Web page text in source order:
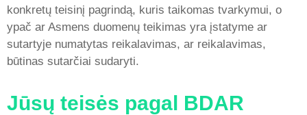
konkretų teisinį pagrindą, kuris taikomas tvarkymui, o
ypač ar Asmens duomenų teikimas yra įstatyme ar
sutartyje numatytas reikalavimas, ar reikalavimas,
būtinas sutarčiai sudaryti.
Jūsų teisės pagal BDAR